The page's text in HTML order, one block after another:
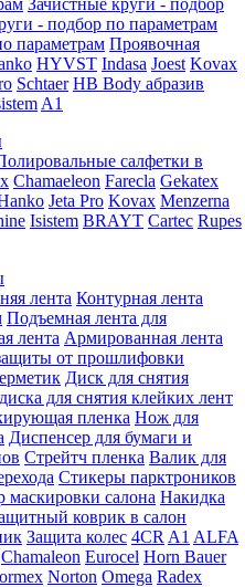
Зачистные круги - подбор
- подбор по параметрам
параметрам Проявочная
HYVST Indasa Joest Kovax
Schtaer HB Body абразив
A1
салфетки в
Chamaeleon Farecla Gekatex
Jeta Pro Kovax Menzerna
Isistem BRAYT Cartec Rupes
лента Контурная лента
Подъемная лента для
лента Армированная лента
от прошлифовки
Диск для снятия
для снятия клейких лент
пленка Нож для
Диспенсер для бумаги и
Стрейтч пленка Валик для
Стикеры парктроников
маскировки салона Накидка
коврик в салон
Защита колес 4CR A1 ALFA
Chamaleon Eurocel Horn Bauer
Norton Omega Radex